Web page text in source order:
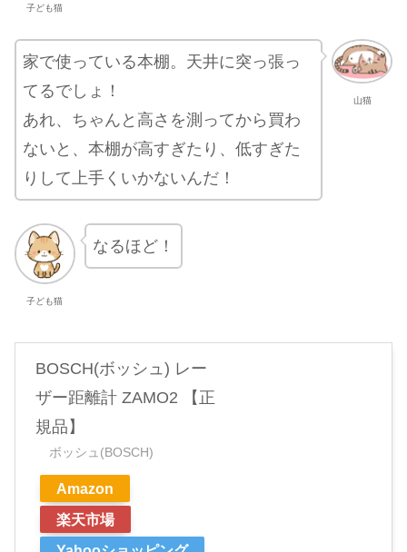
子ども猫
山猫
家で使っている本棚。天井に突っ張っ
てるでしょ！
あれ、ちゃんと高さを測ってから買わ
ないと、本棚が高すぎたり、低すぎた
りして上手くいかないんだ！
子ども猫
なるほど！
BOSCH(ボッシュ) レー
ザー距離計 ZAMO2 【正
規品】
ボッシュ(BOSCH)
Amazon
楽天市場